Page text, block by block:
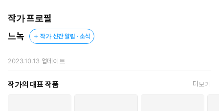
사랑한 적 없다 자신하던 도재언은, 도대체 어디로 증발했을까?
작가 프로필
느녹
작가 신간 알림 · 소식
2023.10.13업데이트
작가의 대표 작품 더보기